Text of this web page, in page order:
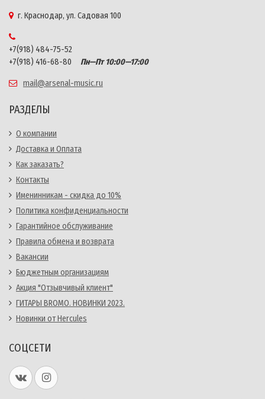
г. Краснодар, ул. Садовая 100
+7(918) 484-75-52
+7(918) 416-68-80
Пн—Пт 10:00—17:00
mail@arsenal-music.ru
РАЗДЕЛЫ
О компании
Доставка и Оплата
Как заказать?
Контакты
Именинникам - скидка до 10%
Политика конфиденциальности
Гарантийное обслуживание
Правила обмена и возврата
Вакансии
Бюджетным организациям
Акция "Отзывчивый клиент"
ГИТАРЫ BROMO. НОВИНКИ 2023.
Новинки от Hercules
СОЦСЕТИ